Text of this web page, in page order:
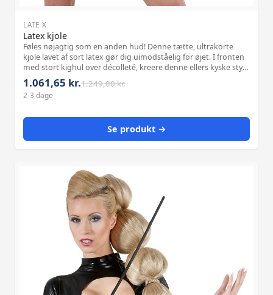
LATE X
Latex kjole
Føles nøjagtig som en anden hud! Denne tætte, ultrakorte
kjole lavet af sort latex gør dig uimodståelig for øjet. I fronten
med stort kighul over décolleté, kreere denne ellers kyske style
med lange arm og stand-up krage en rafineret kontrast.
Lynlås på r
1.061,65 kr.1.249,00 kr.
2-3 dage
Se produkt →